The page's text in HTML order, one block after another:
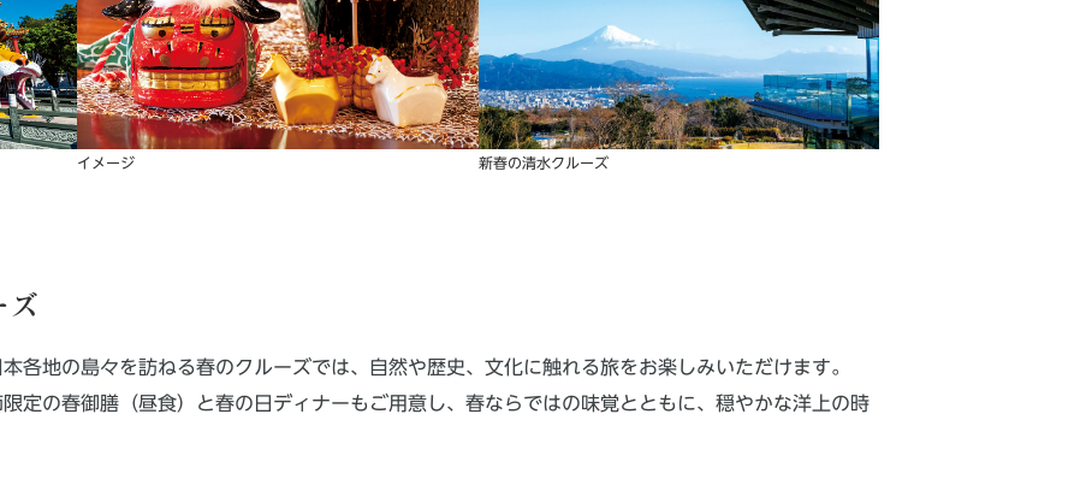
イメージ 新春の清水クルーズ
ズ
各地の島々を訪ねる春のクルーズでは、自然や歴史、文化に触れる旅をお楽しみいただけます。
定の春御膳（昼食）と春の日ディナーもご用意し、春ならではの味覚とともに、穏やかな洋上の時